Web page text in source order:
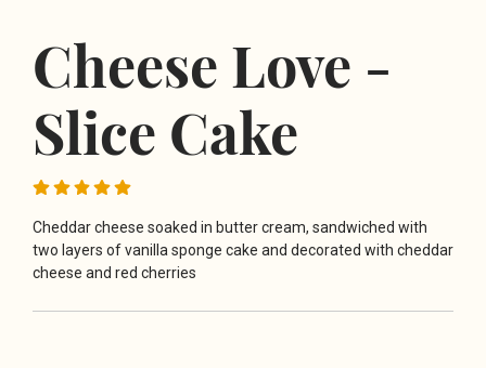
Cheese Love -
Slice Cake
Cheddar cheese soaked in butter cream, sandwiched with
two layers of vanilla sponge cake and decorated with cheddar
cheese and red cherries